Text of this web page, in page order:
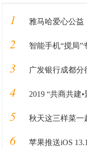
1 雅马哈爱心公益
2 智能手机“搅局”
3 广发银行成都分
4 2019 “共商共建
5 秋天这三样菜一起炒
6 苹果推送iOS